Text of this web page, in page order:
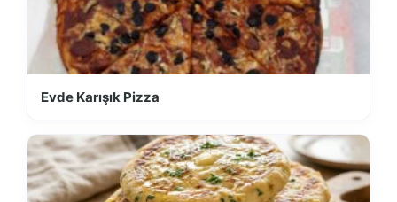
Evde Karışık Pizza